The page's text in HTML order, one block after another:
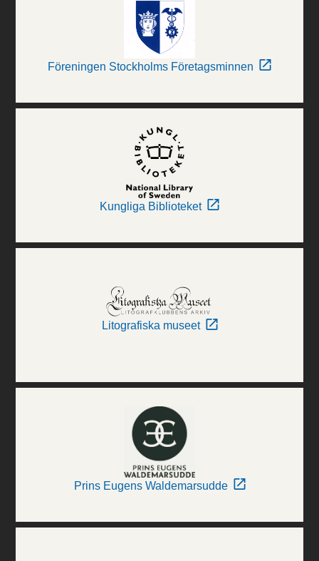
Föreningen Stockholms Företagsminnen
Kungliga Biblioteket
Litografiska museet
Prins Eugens Waldemarsudde